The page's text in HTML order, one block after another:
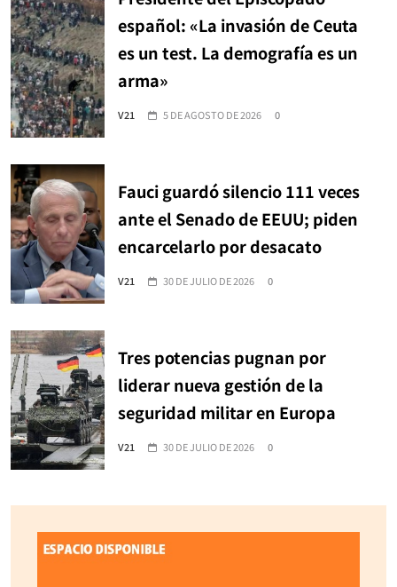
español: «La invasión de Ceuta
es un test. La demografía es un
arma»
V21 5 DE AGOSTO DE 2026 0
Fauci guardó silencio 111 veces
ante el Senado de EEUU; piden
encarcelarlo por desacato
V21 30 DE JULIO DE 2026 0
Tres potencias pugnan por
liderar nueva gestión de la
seguridad militar en Europa
V21 30 DE JULIO DE 2026 0